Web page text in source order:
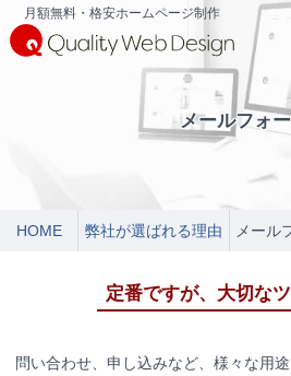
月額無料・格安ホームページ制作
メールフォ
HOME 弊社が選ばれる理由 メール
定番ですが、大切なツ
問い合わせ、申し込みなど、様々な用